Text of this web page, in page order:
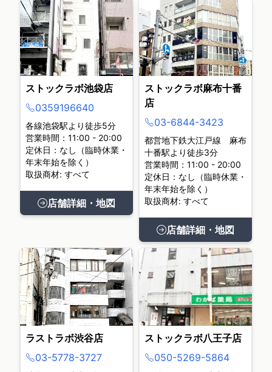
ストックラボ池袋店
0359196640
各線池袋駅より徒歩5分
営業時間：11:00 - 20:00
定休日：なし（臨時休業・
年末年始を除く）
取扱商材: すべて
店舗詳細・地図
ストックラボ麻布十番
店
03-6844-3423
都営地下鉄大江戸線 麻布
十番駅より徒歩3分
営業時間：11:00 - 20:00
定休日：なし（臨時休業・
年末年始を除く）
取扱商材: すべて
店舗詳細・地図
ラストラボ渋谷店
03-5778-3727
ストックラボ八王子店
050-5269-5864